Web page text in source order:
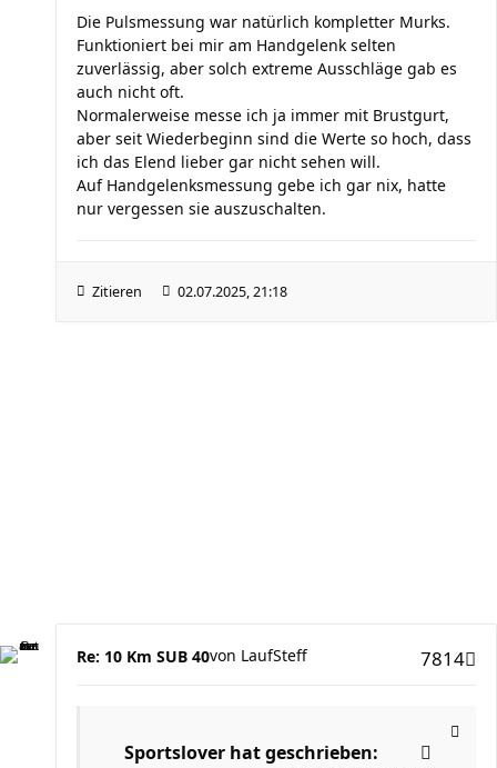
Die Pulsmessung war natürlich kompletter Murks.
Funktioniert bei mir am Handgelenk selten
zuverlässig, aber solch extreme Ausschläge gab es
auch nicht oft.
Normalerweise messe ich ja immer mit Brustgurt,
aber seit Wiederbeginn sind die Werte so hoch, dass
ich das Elend lieber gar nicht sehen will.
Auf Handgelenksmessung gebe ich gar nix, hatte
nur vergessen sie auszuschalten.
Zitieren 02.07.2025, 21:18
Re: 10 Km SUB 40 7814
von LaufSteff
Sportslover hat geschrieben: